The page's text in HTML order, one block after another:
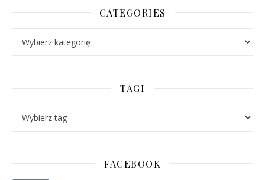
CATEGORIES
TAGI
FACEBOOK